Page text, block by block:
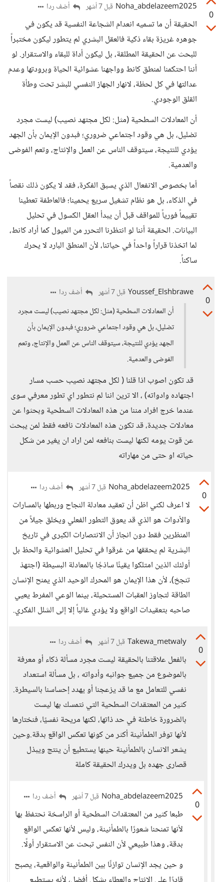
0
Noha_abdelazeem2025 قبل 7 أشهر أضف ردا
الحقيقة أن ما تسميه انعدام الشجاعة النفسية قد يكون في
جوهره غريزة بقاء ذكية فالعقل البشري لم يتطور ليكون مختبراً
للبحث عن الحقيقة المطلقة، بل ليكون أداة للبقاء والاستقرار. لو
أننا احتكمنا لمنطق كانط وواجهنا عشوائية الحياة وبرودتها وعدم
عدالتها في كل لحظة، لانهار الجهاز النفسي للبشر تحت وطأة
القلق الوجودي.
أن المعادلات السطحية (مثل: لكل مجتهد نصيب) ليست مجرد
تضليل، بل هي وقود اجتماعي ضروري؛ فبدون الإيمان بأن الجهد
يؤدي للنتيجة، سيتوقف الناس عن العمل والإنتاج، وتعم الفوضى
والعدمية.
​أما بخصوص الانفعال الذي يسبق الفكرة، فقد لا يكون ذلك نقصاً
في الذكاء، بل هو نظام تشغيل سريع يحمينا؛ فالعاطفة تعطينا
تقييماً فورياً للمواقف قبل أن يبدأ العقل الكسول في تحليل
البيانات. الحقيقة أننا لو انتظرنا التحرر من الميول كما أراد كانط،
لما اتخذنا قراراً واحداً في حياتنا، لأن المنطق البارد لا يحرك
ساكناً.
0
Youssef_Elshbrawe قبل 7 أشهر
أضف ردا
أن المعادلات السطحية (مثل: لكل مجتهد نصيب) ليست مجرد
تضليل، بل هي وقود اجتماعي ضروري؛ فبدون الإيمان بأن
الجهد يؤدي للنتيجة، سيتوقف الناس عن العمل والإنتاج، وتعم
الفوضى والعدمية.
قد تكون اصوب اذا قلنا ( لكل مجتهد نصيب حسب مسار
اجتهاده وادواته) ، الا ترين اننا لم نتطور اي تطور معرفي سوى
عندما خرج افراد مننا من هذه المعادلات السطحية وبحثوا عن
معادلات جديدة، قد تكون هذه المعادلات نافعه فقط لمن يبحث
عن قوت يومه لكنها ليست بنافعه لمن اراد ان يغير من شكل
حياته او حتى من مهاراته
0
Noha_abdelazeem2025 قبل 7 أشهر أضف ردا
لا اعرف لكني اظن أن تعقيد معادلة النجاح وربطها بالمسارات
والأدوات هو الذي قد يعوق التطور الفعلي ويخلق جيلاً من
المنظرين فقط دون انجاز أن الانتصارات الكبرى في تاريخ
البشرية لم يحققها من غرقوا في تحليل العشوائية والحظ بل
أولئك الذين امتلكوا يقينًا ساذجًا بالمعادلة البسيطة (اجتهدْ
تنجحْ)، لأن هذا الإيمان هو المحرك الوحيد الذي يمنح الإنسان
الطاقة لتجاوز العقبات المستحيلة، بينما الوعي المفرط يعيي
صاحبه بتعقيدات الواقع ولا يؤدي غالباً إلا إلى الشلل الفكري.
0
Takewa_metwaly قبل 7 أشهر أضف ردا
بالفعل علاقتنا بالحقيقة ليست مجرد مسألة ذكاء أو معرفة
بالموضوع من جميع جوانبه وأدواته ، بل مسألة استعداد
نفسي للتعامل مع ما قد يزعجنا أو يهدد إحساسنا بالسيطرة.
كثير من المعتقدات السطحية التي نتمسك بها ليست
بالضرورة خاطئة في حد ذاتها، لكنها مريحة نفسيًا، فنختارها
لأنها توفر الطمأنينة أكثر من كونها تعكس الواقع بدقة.وحين
يشعر الانسان بالطمأنينة حينها يستطيع أن ينتج ويبذل
قصارى جهده بل ويدرك الحقيقة كاملة
0
Noha_abdelazeem2025 قبل 7 أشهر أضف ردا
طبعا كثير من المعتقدات السطحية أو الراسخة نحتفظ بها
لأنها تمنحنا شعورًا بالطمأنينة، وليس لأنها تعكس الواقع
بدقة، وهذا طبيعي لأن النفس تبحث عن الاستقرار أولًا.
و حين يجد الإنسان توازنًا بين الطمأنينة والواقعية، يصبح